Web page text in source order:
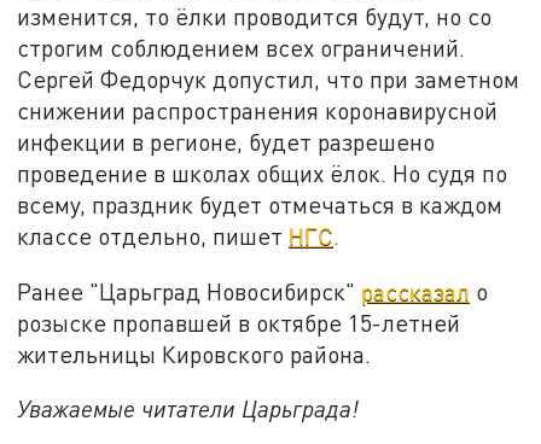
изменится, то ёлки проводится будут, но со
строгим соблюдением всех ограничений.
Сергей Федорчук допустил, что при заметном
снижении распространения коронавирусной
инфекции в регионе, будет разрешено
проведение в школах общих ёлок. Но судя по
всему, праздник будет отмечаться в каждом
классе отдельно, пишет НГС.
Ранее "Царьград Новосибирск" рассказал о
розыске пропавшей в октябре 15-летней
жительницы Кировского района.
Уважаемые читатели Царьграда!